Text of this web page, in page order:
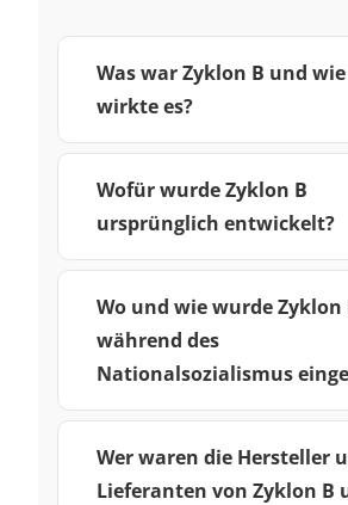
Was war Zyklon B und wie
wirkte es?
Wofür wurde Zyklon B
ursprünglich entwickelt?
Wo und wie wurde Zyklon
während des
Nationalsozialismus
Wer waren die Hersteller
Lieferanten von Zyklon B